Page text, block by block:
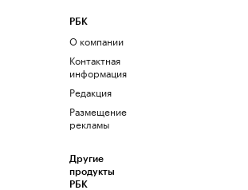
РБК
О компании
Контактная
информация
Редакция
Размещение
рекламы
Другие
продукты
РБК